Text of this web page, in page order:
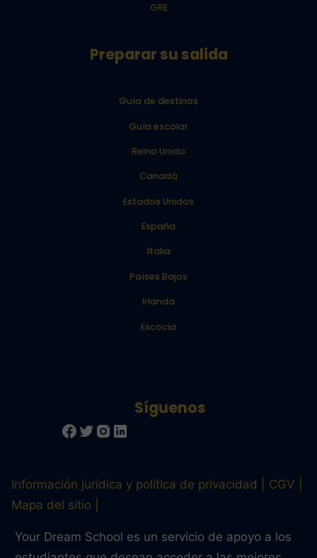
GRE
Preparar su salida
Guía de destinos
Guía escolar
Reino Unido
Canadá
Estados Unidos
España
Italia
Países Bajos
Irlanda
Escocia
Información jurídica y política de privacidad
CGV
Mapa del sitio
Your Dream School es un servicio de apoyo a los